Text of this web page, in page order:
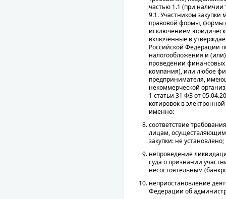
частью 1.1 (при наличии
9.1. Участником
правовой формы, формы
исключением
включенные в
Российской Федерации
налогообложения и
проведении
компания), или любое
предпринимателя,
некоммерческой
1 статьи 31 ФЗ от
котировок в
именно:
соответствие
лицам, осуществляющим
закупки: не установлено;
непроведение
суда о признании
несостоятельным
неприостановление
Федерации об